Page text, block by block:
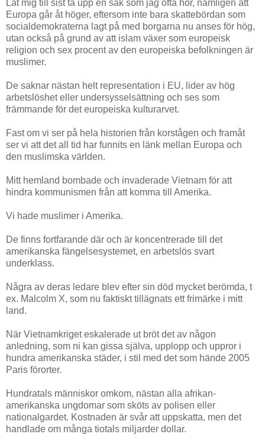
Låt mig till sist ta upp en sak som jag ofta hör, nämligen att
Europa går åt höger, eftersom inte bara skattebördan som
socialdemokraterna lagt på med borgarna nu anses för hög,
utan också på grund av att islam växer som europeisk
religion och sex procent av den europeiska befolkningen är
muslimer.
De saknar nästan helt representation i EU, lider av hög
arbetslöshet eller undersysselsättning och ses som
främmande för det europeiska kulturarvet.
Fast om vi ser på hela historien från korstågen och framåt
ser vi att det all tid har funnits en länk mellan Europa och
den muslimska världen.
Mitt hemland bombade och invaderade Vietnam för att
hindra kommunismen från att komma till Amerika.
Vi hade muslimer i Amerika.
De finns fortfarande där och är koncentrerade till det
amerikanska fängelsesystemet, en arbetslös svart
underklass.
Några av deras ledare blev efter sin död mycket berömda, t
ex. Malcolm X, som nu faktiskt tillägnats ett frimärke i mitt
land.
När Vietnamkriget eskalerade ut bröt det av någon
anledning, som ni kan gissa själva, upplopp och uppror i
hundra amerikanska städer, i stil med det som hände 2005
Paris förorter.
Hundratals människor omkom, nästan alla afrikan-
amerikanska ungdomar som sköts av polisen eller
nationalgardet. Kostnaden är svår att uppskatta, men det
handlade om många tiotals miljarder dollar.